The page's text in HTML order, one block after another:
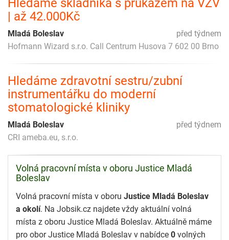
| až 42.000Kč
před týdnem
Mladá Boleslav
Hofmann Wizard s.r.o. Call Centrum Husova 7 602 00 Brno
Hledáme zdravotní sestru/zubní
instrumentářku do moderní
stomatologické kliniky
před týdnem
Mladá Boleslav
CRI ameba.eu, s.r.o.
Volná pracovní místa v oboru Justice Mladá
Boleslav
Volná pracovní místa v oboru Justice Mladá Boleslav
a okolí. Na Jobsik.cz najdete vždy aktuální volná
místa z oboru Justice Mladá Boleslav. Aktuálně máme
pro obor Justice Mladá Boleslav v nabídce 0 volných